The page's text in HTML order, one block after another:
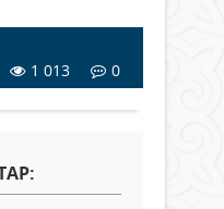
1 013 0